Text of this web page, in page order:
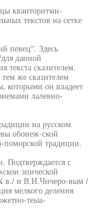
кванторитми-
текстов на сетке
певец". Здесь
данной
текста сказителем.
же сказителем
которыми он владеет
лалевно-
на русском
обонеж-ской
поморской традиции.
Подтверждается с
эпической
в./ и В.И.Чичеро-вым /
мелкого деления
теыа-